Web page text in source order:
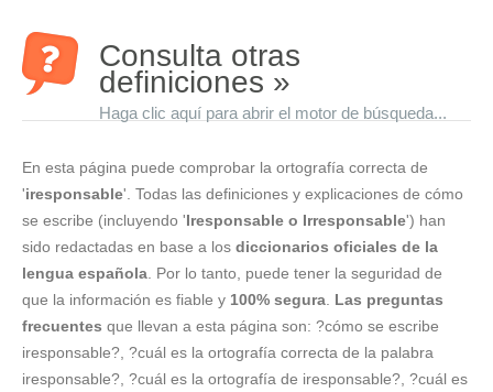
Consulta otras
definiciones »
Haga clic aquí para abrir el motor de búsqueda...
En esta página puede comprobar la ortografía correcta de
'iresponsable'. Todas las definiciones y explicaciones de cómo
se escribe (incluyendo 'Iresponsable o Irresponsable') han
sido redactadas en base a los diccionarios oficiales de la
lengua española . Por lo tanto, puede tener la seguridad de
que la información es fiable y 100% segura Las preguntas
frecuentes que llevan a esta página son: ?cómo se escribe
iresponsable?, ?cuál es la ortografía correcta de la palabra
iresponsable?, ?cuál es la ortografía de iresponsable?, ?cuál es